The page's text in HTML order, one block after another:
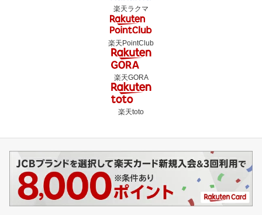
楽天ラクマ
楽天PointClub
楽天GORA
楽天toto